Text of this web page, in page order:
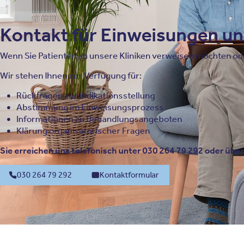
Kontakt für Einweisungen
Wenn Sie Patienten an unsere Kliniken verweisen möchten
Wir stehen Ihnen zur Verfügung für:
Rückfragen zur Indikationsstellung
Abstimmung im Einweisungsprozess
Informationen zu Behandlungsangeboten
Klärung organisatorischer Fragen
Sie erreichen uns telefonisch unter 030 264 79 292 oder
030 264 79 292 Kontaktformular